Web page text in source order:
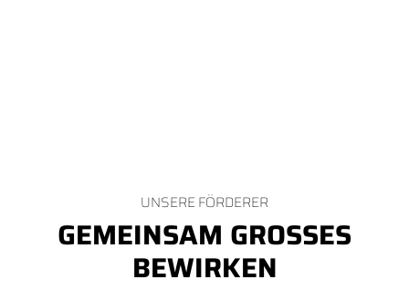
UNSERE FÖRDERER
GEMEINSAM GROSSES B
EWIRKEN